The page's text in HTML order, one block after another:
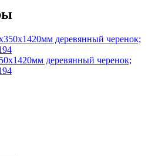
деревянный черенок;